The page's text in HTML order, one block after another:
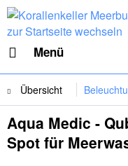
Menü
Übersicht
Aqua Medic -
Spot für